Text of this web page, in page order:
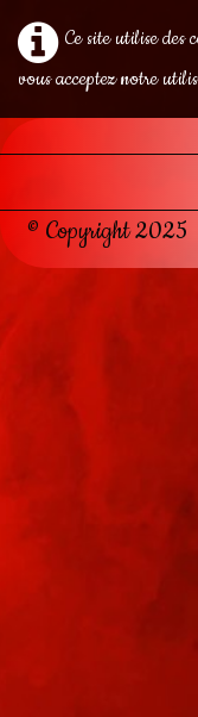
Ce site utilise des
vous acceptez notre
© Copyright